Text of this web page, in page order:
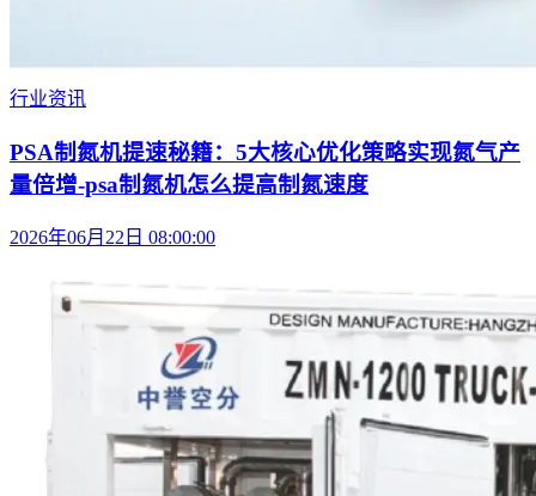
行业资讯
PSA制氮机提速秘籍：5大核心优化策略实现氮气产
量倍增-psa制氮机怎么提高制氮速度
2026年06月22日 08:00:00